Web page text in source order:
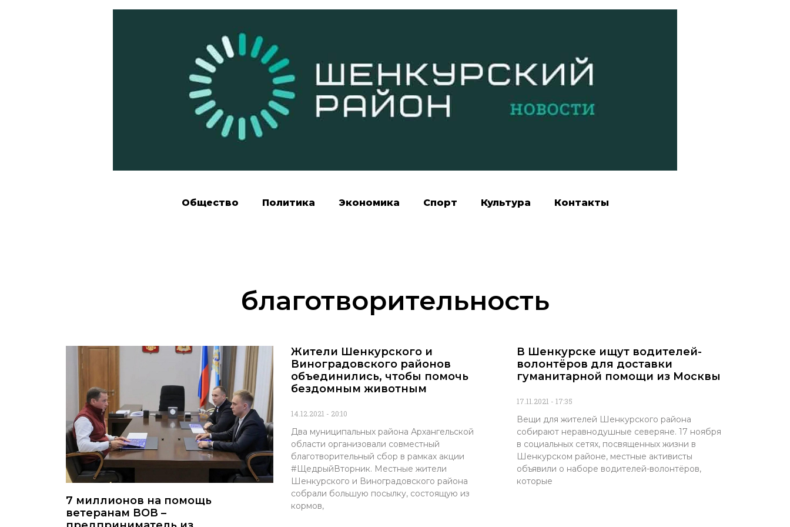
Общество Политика Экономика Спорт Культура Контакты
благотворительность
7 миллионов на помощь
ветеранам ВОВ –
Жители Шенкурского и
Виноградовского районов
объединились, чтобы помочь
бездомным животным
14.12.2021 20:10
Два муниципальных района Архангельской
области организовали совместный
благотворительный сбор в рамках акции
#ЩедрыйВторник. Местные жители
Шенкурского и Виноградовского района
собрали большую посылку, состоящую из
кормов,
В Шенкурске ищут водителей-
волонтёров для доставки
гуманитарной помощи из Москвы
17.11.2021 17:35
Вещи для жителей Шенкурского района
собирают неравнодушные северяне. 17 ноября
в социальных сетях, посвященных жизни в
Шенкурском районе, местные активисты
объявили о наборе водителей-волонтёров,
которые